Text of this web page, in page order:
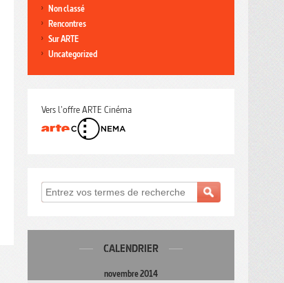
Non classé
Rencontres
Sur ARTE
Uncategorized
Vers l'offre ARTE Cinéma
CALENDRIER
novembre 2014